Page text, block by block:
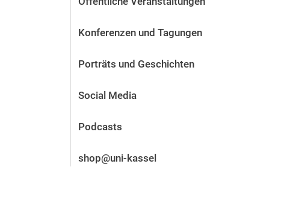
Stellenangebote
Alum­ni und Freunde
Kontakt und Standorte
Konferenzen und Tagungen
Porträts und Geschichten
Social Media
Podcasts
shop@uni-kassel